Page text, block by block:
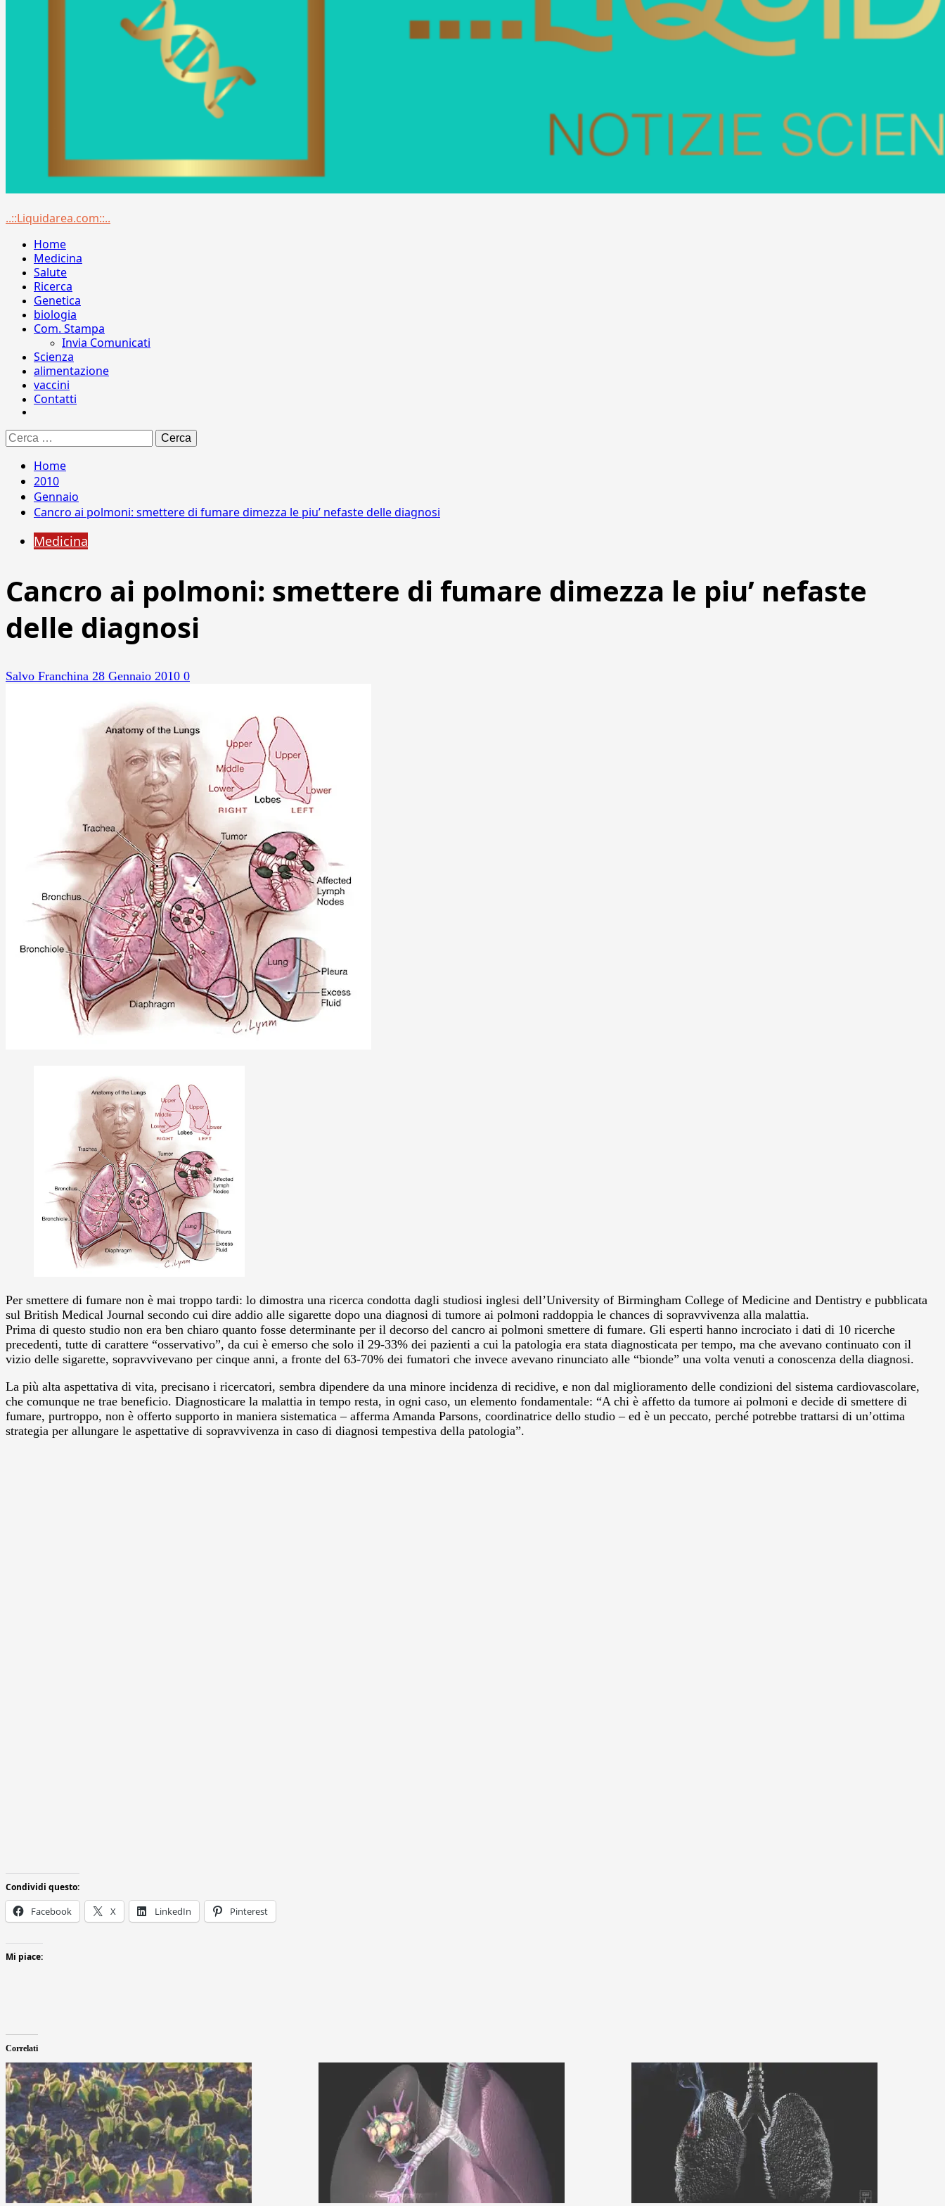
Menu
..::Liquidarea.com::..
Home
Medicina
Salute
Ricerca
Genetica
biologia
Com. Stampa
Invia Comunicati
Scienza
alimentazione
vaccini
Contatti
Ricerca
per:
Home
2010
Gennaio
Cancro ai polmoni: smettere di fumare dimezza le piu’ nefaste delle diagnosi
Medicina
Cancro ai polmoni: smettere di fumare dimezza le piu’ nefaste
delle diagnosi
Salvo Franchina 28 Gennaio 2010 0
Per smettere di fumare non è mai troppo tardi: lo dimostra una ricerca condotta dagli studiosi inglesi dell’University of Birmingham College of Medicine and Dentistry e pubblicata
sul British Medical Journal secondo cui dire addio alle sigarette dopo una diagnosi di tumore ai polmoni raddoppia le chances di sopravvivenza alla malattia.
Prima di questo studio non era ben chiaro quanto fosse determinante per il decorso del cancro ai polmoni smettere di fumare. Gli esperti hanno incrociato i dati di 10 ricerche
precedenti, tutte di carattere “osservativo”, da cui è emerso che solo il 29-33% dei pazienti a cui la patologia era stata diagnosticata per tempo, ma che avevano continuato con il
vizio delle sigarette, sopravvivevano per cinque anni, a fronte del 63-70% dei fumatori che invece avevano rinunciato alle “bionde” una volta venuti a conoscenza della diagnosi.
La più alta aspettativa di vita, precisano i ricercatori, sembra dipendere da una minore incidenza di recidive, e non dal miglioramento delle condizioni del sistema cardiovascolare,
che comunque ne trae beneficio. Diagnosticare la malattia in tempo resta, in ogni caso, un elemento fondamentale: “A chi è affetto da tumore ai polmoni e decide di smettere di
fumare, purtroppo, non è offerto supporto in maniera sistematica – afferma Amanda Parsons, coordinatrice dello studio – ed è un peccato, perché potrebbe trattarsi di un’ottima
strategia per allungare le aspettative di sopravvivenza in caso di diagnosi tempestiva della patologia”.
Condividi questo:
Facebook X LinkedIn Pinterest
Mi piace:
Correlati